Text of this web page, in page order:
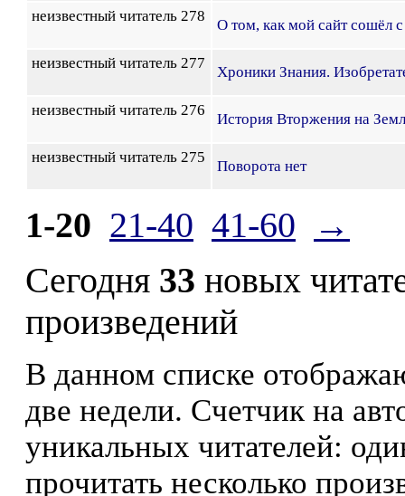
неизвестный читатель 278
О том, как мой сайт сошёл
неизвестный читатель 277
Хроники Знания.
неизвестный читатель 276
История Вторжения на
неизвестный читатель 275
Поворота нет
1-20 21-40 41-60
→
Сегодня 33 новых
произведений
В данном списке
две недели. Счетчик на
уникальных читателей:
прочитать несколько